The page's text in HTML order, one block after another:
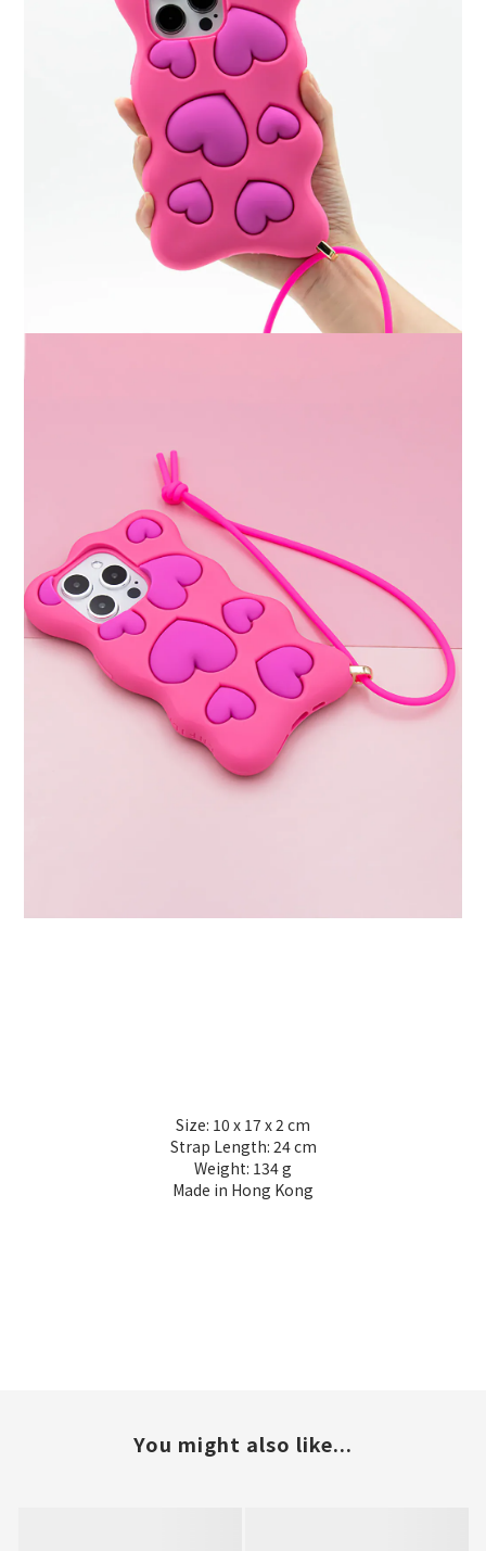
Size: 10 x 17 x 2 cm
Strap Length: 24 cm
Weight: 134 g
Made in Hong Kong
You might also like...